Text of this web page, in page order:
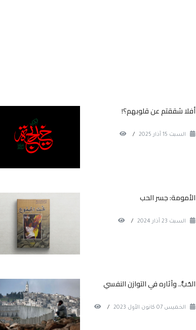
أفلا شققتم عن قلوبهم؟!
السبت 15 آذار 2025 /
الأمومة: جسر الحب
السبت 23 آذار 2024 /
الحُبُّ.. وآثاره في التوازن النفسي
الخميس 07 كانون الأول 2023 /